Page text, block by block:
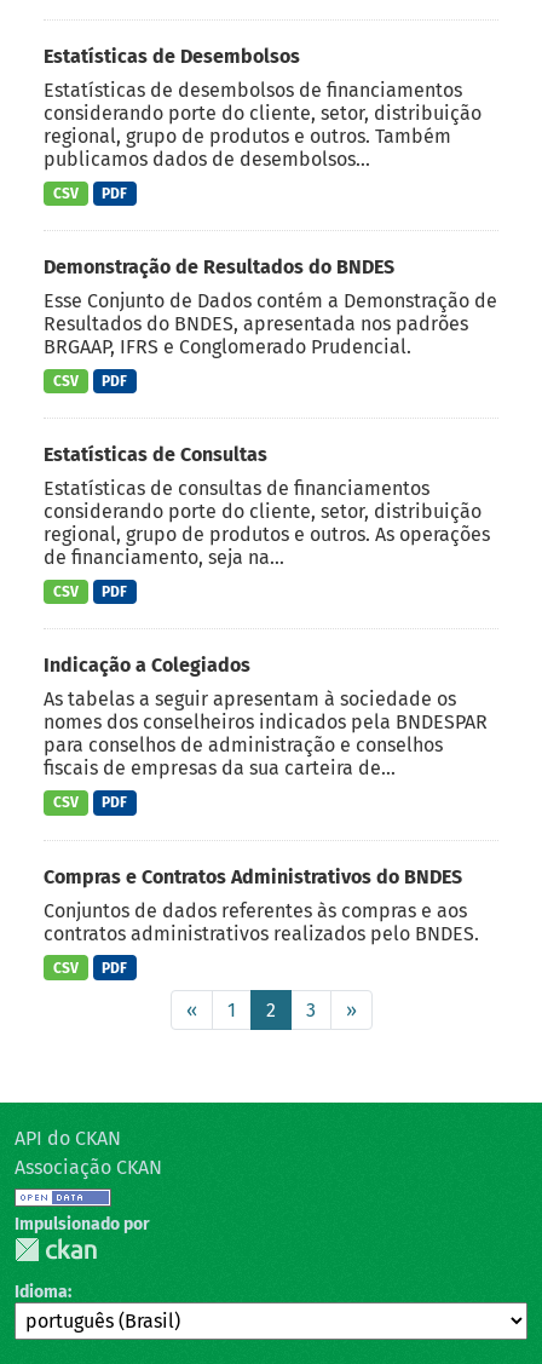
Estatísticas de Desembolsos
Estatísticas de desembolsos de financiamentos
considerando porte do cliente, setor, distribuição
regional, grupo de produtos e outros. Também
publicamos dados de desembolsos...
CSV PDF
Demonstração de Resultados do BNDES
Esse Conjunto de Dados contém a Demonstração de
Resultados do BNDES, apresentada nos padrões
BRGAAP, IFRS e Conglomerado Prudencial.
CSV PDF
Estatísticas de Consultas
Estatísticas de consultas de financiamentos
considerando porte do cliente, setor, distribuição
regional, grupo de produtos e outros. As operações
de financiamento, seja na...
CSV PDF
Indicação a Colegiados
As tabelas a seguir apresentam à sociedade os
nomes dos conselheiros indicados pela BNDESPAR
para conselhos de administração e conselhos
fiscais de empresas da sua carteira de...
CSV PDF
Compras e Contratos Administrativos do BNDES
Conjuntos de dados referentes às compras e aos
contratos administrativos realizados pelo BNDES.
CSV PDF
« 1 2 3 »
API do CKAN
Associação CKAN
Impulsionado por
Idioma